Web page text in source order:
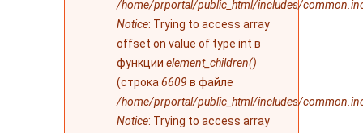
/home/prportal/public_html/includes/
Notice: Trying to access array
offset on value of type int в
функции element_children()
(строка 6609 в файле
/home/prportal/public_html/includes/
Notice: Trying to access array